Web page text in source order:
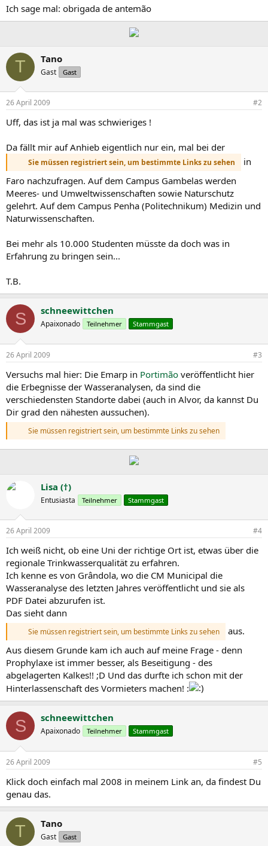
Ich sage mal: obrigada de antemão
T Tano
Gast Gast
26 April 2009 #2
Uff, das ist ja mal was schwieriges !
Da fällt mir auf Anhieb eigentlich nur ein, mal bei der
Sie müssen registriert sein, um bestimmte Links zu sehen
in
Faro nachzufragen. Auf dem Campus Gambelas werden
Meeres- und Umweltwissenschaften sowie Naturschutz
gelehrt. Auf dem Campus Penha (Politechnikum) Medizin und
Naturwissenschaften.
Bei mehr als 10.000 Studenten müsste da doch was in
Erfahrung zu bringen sein...
T.B.
S schneewittchen
Apaixonado Teilnehmer Stammgast
26 April 2009 #3
Versuchs mal hier: Die Emarp in Portimão veröffentlicht hier
die Erbegnisse der Wasseranalysen, da sind die
verschiedensten Standorte dabei (auch in Alvor, da kannst Du
Dir grad den nähesten aussuchen).
Sie müssen registriert sein, um bestimmte Links zu sehen
Lisa (†)
Entusiasta Teilnehmer Stammgast
26 April 2009 #4
Ich weiß nicht, ob eine Uni der richtige Ort ist, etwas über die
regionale Trinkwasserqualität zu erfahren.
Ich kenne es von Grândola, wo die CM Municipal die
Wasseranalyse des letzten Jahres veröffentlicht und sie als
PDF Datei abzurufen ist.
Das sieht dann
Sie müssen registriert sein, um bestimmte Links zu sehen
aus.
Aus diesem Grunde kam ich auch auf meine Frage - denn
Prophylaxe ist immer besser, als Beseitigung - des
abgelagerten Kalkes!! ;D Und das durfte ich schon mit der
Hinterlassenschaft des Vormieters machen! :
S schneewittchen
Apaixonado Teilnehmer Stammgast
26 April 2009 #5
Klick doch einfach mal 2008 in meinem Link an, da findest Du
genau das.
T Tano
Gast Gast